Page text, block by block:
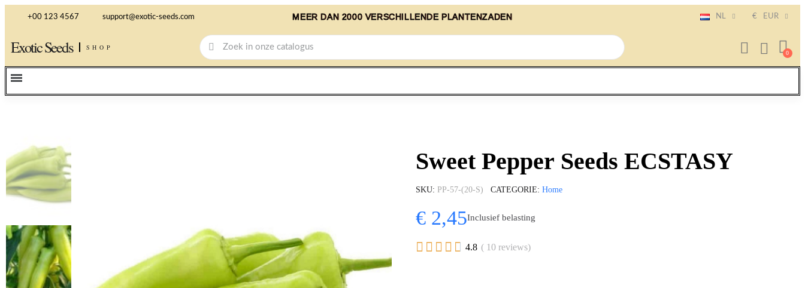
+00 123 4567 support@exotic-seeds.com MEER DAN 2000 VERSCHILLENDE PLANTENZADEN NL € EUR
Exotic Seeds SHOP
Sweet Pepper Seeds ECSTASY
SKU PP-57-(20-S) CATEGORIE Home
€ 2,45Inclusief belasting
     4.8 ( 10 reviews)